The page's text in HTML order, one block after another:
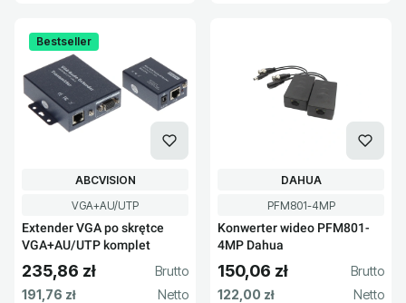
Bestseller
Kod produktu
VGA+AU/UTP
Extender VGA po skrętce
VGA+AU/UTP komplet
PRODUCENT
ABCVISION
Cena brutto
235,86 zł
Cena netto
191,76 zł
Kod produktu
PFM801-4MP
Konwerter wideo PFM801-
4MP Dahua
PRODUCENT
DAHUA
Cena brutto
150,06 zł
Cena netto
122,00 zł